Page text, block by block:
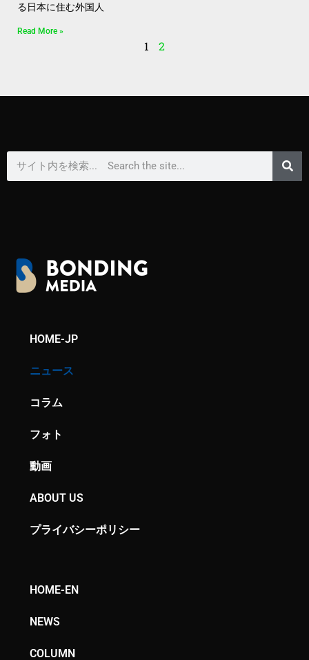
る日本に住む外国人
Read More »
1 2
HOME-JP
ニュース
コラム
フォト
動画
ABOUT US
プライバシーポリシー
HOME-EN
NEWS
COLUMN